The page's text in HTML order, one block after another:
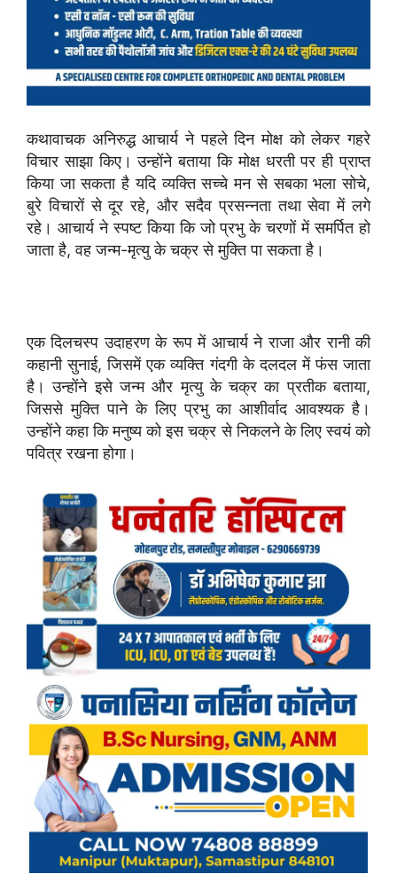
कथावाचक अनिरुद्ध आचार्य ने पहले दिन मोक्ष को लेकर गहरे
विचार साझा किए। उन्होंने बताया कि मोक्ष धरती पर ही प्राप्त
किया जा सकता है यदि व्यक्ति सच्चे मन से सबका भला सोचे,
बुरे विचारों से दूर रहे, और सदैव प्रसन्नता तथा सेवा में लगे
रहे। आचार्य ने स्पष्ट किया कि जो प्रभु के चरणों में समर्पित हो
जाता है, वह जन्म-मृत्यु के चक्र से मुक्ति पा सकता है।
एक दिलचस्प उदाहरण के रूप में आचार्य ने राजा और रानी की
कहानी सुनाई, जिसमें एक व्यक्ति गंदगी के दलदल में फंस जाता
है। उन्होंने इसे जन्म और मृत्यु के चक्र का प्रतीक बताया,
जिससे मुक्ति पाने के लिए प्रभु का आशीर्वाद आवश्यक है।
उन्होंने कहा कि मनुष्य को इस चक्र से निकलने के लिए स्वयं को
पवित्र रखना होगा।